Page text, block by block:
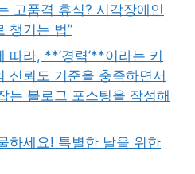
고품격 휴식? 시각장애인
챙기는 법”
따라, **’경력’**이라는 키
신뢰도 기준을 충족하면서
는 블로그 포스팅을 작성해
하세요! 특별한 날을 위한